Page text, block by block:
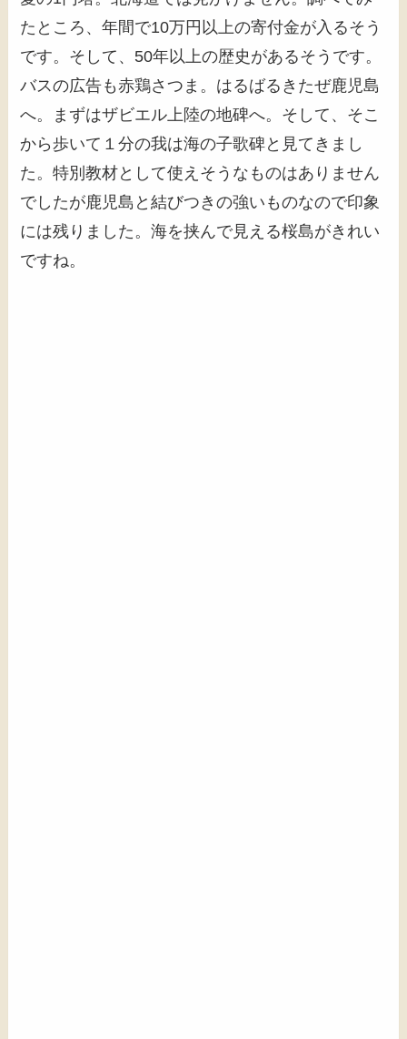
たところ、年間で10万円以上の寄付金が入るそう
です。そして、50年以上の歴史があるそうです。
バスの広告も赤鶏さつま。はるばるきたぜ鹿児島
へ。まずはザビエル上陸の地碑へ。そして、そこ
から歩いて１分の我は海の子歌碑と見てきまし
た。特別教材として使えそうなものはありません
でしたが鹿児島と結びつきの強いものなので印象
には残りました。海を挟んで見える桜島がきれい
ですね。